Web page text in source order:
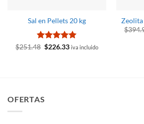
Sal en Pellets 20 kg
Valorado
$251.48 El
$226.33Eliva incluido
Zeolita
$
OFERTAS